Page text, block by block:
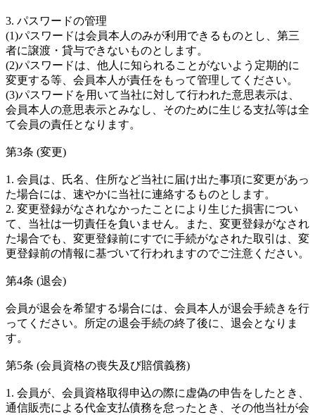
3. パスワードの管理
(1)パスワードは会員本人のみが利用できるものとし、第三
者に譲渡・貸与できないものとします。
(2)パスワードは、他人に知られることがないよう定期的に
変更する等、会員本人が責任をもって管理してください。
(3)パスワードを用いて当社に対して行われた意思表示は、
会員本人の意思表示とみなし、そのために生じる支払等は全
て会員の責任となります。
第3条 (変更)
1. 会員は、氏名、住所など当社に届け出た事項に変更があっ
た場合には、速やかに当社に連絡するものとします。
2. 変更登録がなされなかったことにより生じた損害につい
て、当社は一切責任を負いません。また、変更登録がなされ
た場合でも、変更登録前にすでに手続がなされた取引は、変
更登録前の情報に基づいて行われますのでご注意ください。
第4条 (退会)
会員が退会を希望する場合には、会員本人が退会手続きを行
ってください。所定の退会手続の終了後に、退会となりま
す。
第5条 (会員資格の喪失及び賠償義務)
1. 会員が、会員資格取得申込の際に虚偽の申告をしたとき、
通信販売による代金支払債務を怠ったとき、その他当社が会